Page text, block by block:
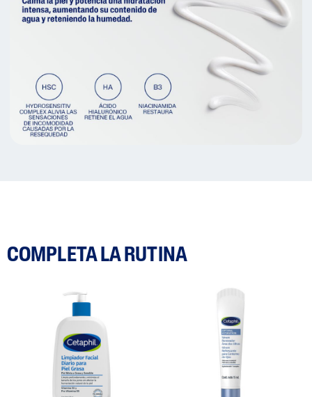
COMPLETA LA RUTINA